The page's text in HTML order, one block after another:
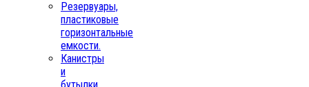
Резервуары,
пластиковые
горизонтальные
емкости.
Канистры
и
бутылки